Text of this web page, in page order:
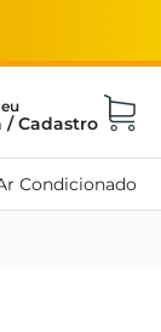
Condicionado